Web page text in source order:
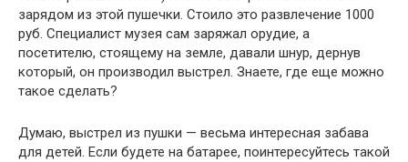
зарядом из этой пушечки. Стоило это развлечение 1000
руб. Специалист музея сам заряжал орудие, а
посетителю, стоящему на земле, давали шнур, дернув
который, он производил выстрел. Знаете, где еще можно
такое сделать?
Думаю, выстрел из пушки — весьма интересная забава
для детей. Если будете на батарее, поинтересуйтесь такой